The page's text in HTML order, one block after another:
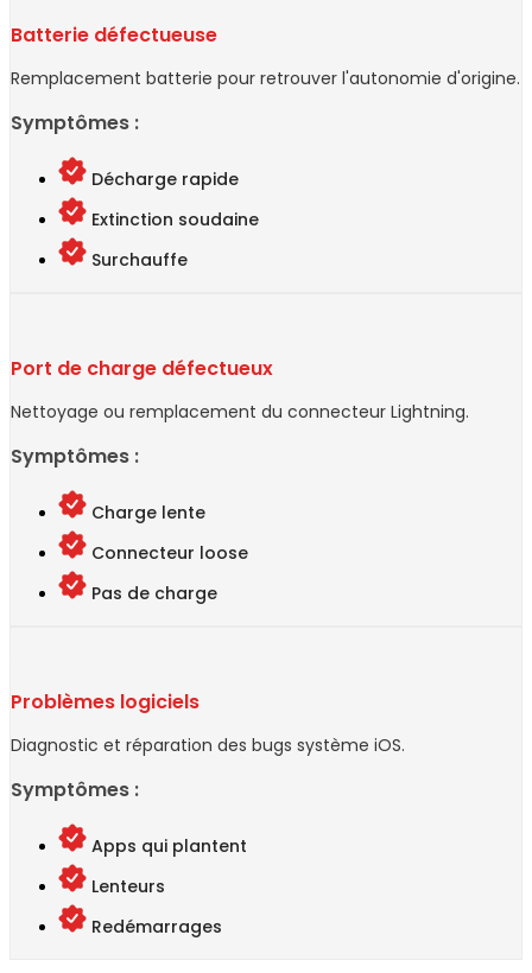
Batterie défectueuse
Remplacement batterie pour retrouver l'autonomie d'origine.
Symptômes :
Décharge rapide
Extinction soudaine
Surchauffe
Port de charge défectueux
Nettoyage ou remplacement du connecteur Lightning.
Symptômes :
Charge lente
Connecteur loose
Pas de charge
Problèmes logiciels
Diagnostic et réparation des bugs système iOS.
Symptômes :
Apps qui plantent
Lenteurs
Redémarrages